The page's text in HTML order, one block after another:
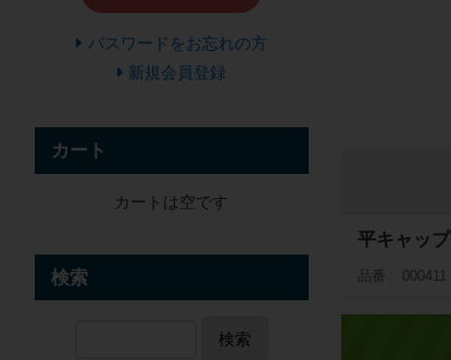
平キャップ
品番 000411
パスワードをお忘れの方
新規会員登録
カート
カートは空です
検索
検索